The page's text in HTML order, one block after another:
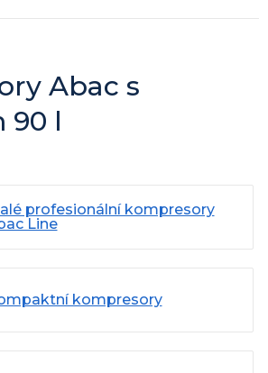
Abac s
90 l
profesionální kompresory
Line
kompresory